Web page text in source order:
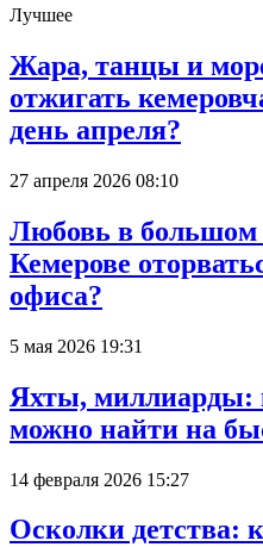
Лучшее
Жара, танцы и
отжигать
день апреля?
27 апреля 2026 08:10
Любовь в большом
Кемерове
офиса?
5 мая 2026 19:31
Яхты, миллиарды:
можно найти на
14 февраля 2026 15:27
Осколки детства: